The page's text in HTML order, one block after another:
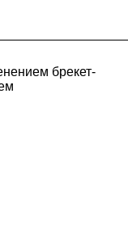
брекет-